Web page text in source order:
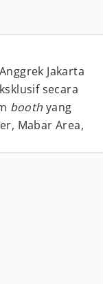
Jakarta
secara
boothyang
Mabar Area,